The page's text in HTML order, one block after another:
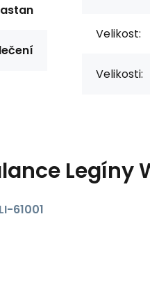
Velikost:
Velikosti:
Legíny
61001